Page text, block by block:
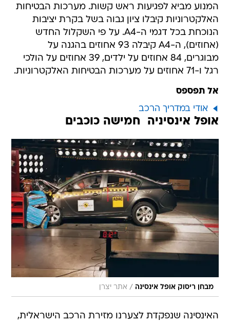
המנוע מביא לפגיעות ראש קשות. מערכות הבטיחות
האלקטרוניות קיבלו ציון גבוה בשל בקרת יציבות
הנוכחת בכל דגמי ה-A4. על פי השקלול החדש
(אחוזים), ה-A4 קיבלה 93 אחוזים בהגנה על
מבוגרים, 84 אחוזים על ילדים, 39 אחוזים על הולכי
רגל ו-71 אחוזים על מערכות הבטיחות האלקטרוניות.
אל תפספס
אודי במדריך הרכב
אופל אינסיניה  חמישה כוכבים
מבחן ריסוק אופל אינסינה / אתר יצרן
האינסינה שנפקדת לצערנו מזירת הרכב הישראלית,